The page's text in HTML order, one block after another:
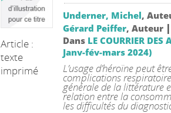
Article :
texte
imprimé
Underner, Michel,
Gérard Peiffer, Auteur |
Dans LE COURRIER
Janv-fév-mars 2024)
L’usage d’héroïne peut
complications
générale de la littérature
relation entre la
les difficultés du